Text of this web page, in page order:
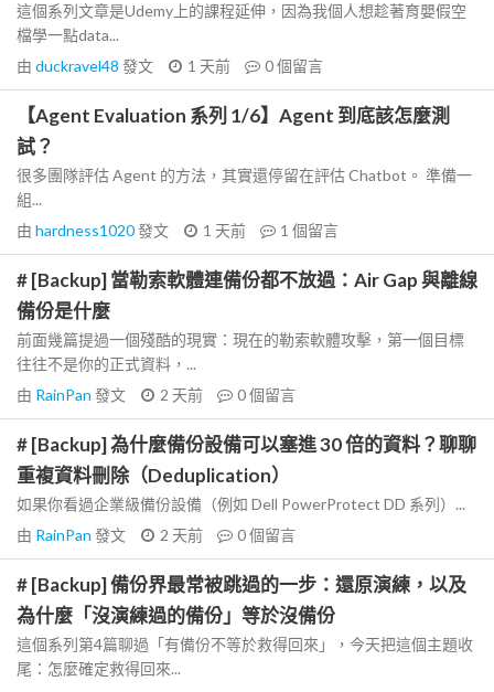
這個系列文章是Udemy上的課程延伸，因為我個人想趁著育嬰假空
檔學一點data...
由 duckravel48 發文 1 天前 0個留言
【Agent Evaluation 系列 1/6】Agent 到底該怎麼測
試？
很多團隊評估 Agent 的方法，其實還停留在評估 Chatbot。 準備一
組...
由 hardness1020發文 1 天前 1 個留言
# [Backup] 當勒索軟體連備份都不放過：Air Gap 與離線
備份是什麼
前面幾篇提過一個殘酷的現實：現在的勒索軟體攻擊，第一個目標
往往不是你的正式資料，...
由 RainPan 發文 2 天前 0個留言
# [Backup] 為什麼備份設備可以塞進 30 倍的資料？聊聊
重複資料刪除（Deduplication）
如果你看過企業級備份設備（例如 Dell PowerProtect DD 系列）...
由 RainPan 發文 2 天前 0個留言
# [Backup] 備份界最常被跳過的一步：還原演練，以及
為什麼「沒演練過的備份」等於沒備份
這個系列第4篇聊過「有備份不等於救得回來」，今天把這個主題收
尾：怎麼確定救得回來...